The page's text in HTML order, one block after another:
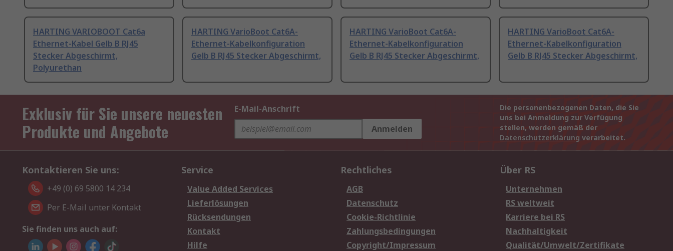
HARTING VARIOBOOT Cat6a
Ethernet-Kabel Gelb B RJ45
Stecker Abgeschirmt,
Polyurethan
HARTING VarioBoot Cat6A-
Ethernet-Kabelkonfiguration
Gelb B RJ45 Stecker Abgeschirmt,
HARTING VarioBoot Cat6A-
Ethernet-Kabelkonfiguration
Gelb B RJ45 Stecker Abgeschirmt,
HARTING VarioBoot Cat6A-
Ethernet-Kabelkonfiguration
Gelb B RJ45 Stecker Abgeschirmt,
Exklusiv für Sie unsere neuesten
Produkte und Angebote
E-Mail-Anschrift
Anmelden
Die personenbezogenen Daten, die Sie
uns bei Anmeldung zur Verfügung
stellen, werden gemäß der
Datenschutzerklärung verarbeitet.
Kontaktieren Sie uns:
+49 (0) 69 5800 14 234
Per E-Mail unter Kontakt
Sie finden uns auch auf:
Service
Value Added Services
Lieferlösungen
Rücksendungen
Kontakt
Hilfe
Rechtliches
AGB
Datenschutz
Cookie-Richtlinie
Zahlungsbedingungen
Copyright/Impressum
Über RS
Unternehmen
RS weltweit
Karriere bei RS
Nachhaltigkeit
Qualität/Umwelt/Zertifikate